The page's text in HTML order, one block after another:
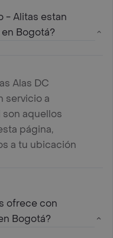
- Alitas estan
Bogotá?
Alas DC
servicio a
aquellos
página,
a tu ubicación
ofrece con
Bogotá?